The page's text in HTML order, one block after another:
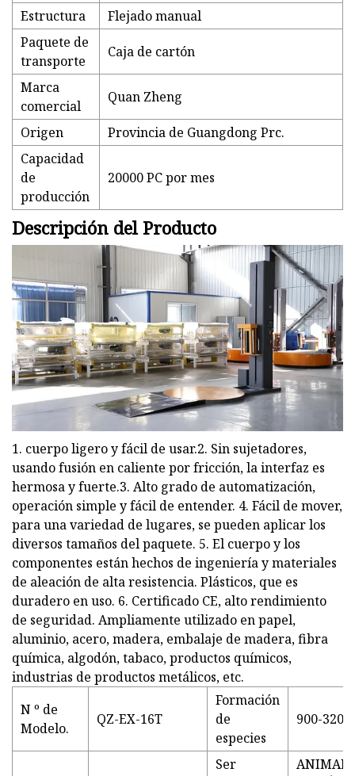
Estructura
Flejado manual
Paquete de
transporte
Caja de cartón
Marca
comercial
Quan Zheng
Origen
Provincia de Guangdong Prc.
Capacidad
de
producción
20000 PC por mes
Descripción del Producto
1. cuerpo ligero y fácil de usar.2. Sin sujetadores,
usando fusión en caliente por fricción, la interfaz es
hermosa y fuerte.3. Alto grado de automatización,
operación simple y fácil de entender. 4. Fácil de mover,
para una variedad de lugares, se pueden aplicar los
diversos tamaños del paquete. 5. El cuerpo y los
componentes están hechos de ingeniería y materiales
de aleación de alta resistencia. Plásticos, que es
duradero en uso. 6. Certificado CE, alto rendimiento
de seguridad. Ampliamente utilizado en papel,
aluminio, acero, madera, embalaje de madera, fibra
química, algodón, tabaco, productos químicos,
industrias de productos metálicos, etc.
N º de
Modelo.
QZ-EX-16T
Formación
de
especies
900-
Ser
ANIMAL